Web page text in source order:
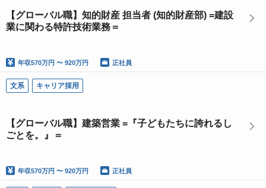
【グローバル職】知的財産 担当者 (知的財産部) =建設
業に関わる特許技術業務＝
年収570万円 〜 920万円 正社員
文系 キャリア採用
【グローバル職】建築営業 =『子どもたちに誇れるし
ごとを。』＝
年収570万円 〜 920万円 正社員